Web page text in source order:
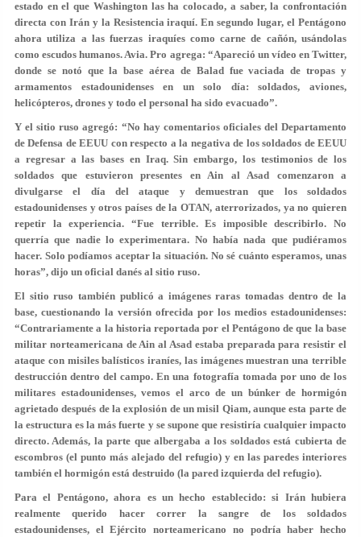
estado en el que Washington las ha colocado, a saber, la confrontación
directa con Irán y la Resistencia iraquí. En segundo lugar, el Pentágono
ahora utiliza a las fuerzas iraquíes como carne de cañón, usándolas
como escudos humanos. Avia. Pro agrega: “Apareció un vídeo en Twitter,
donde se notó que la base aérea de Balad fue vaciada de tropas y
armamentos estadounidenses en un solo día: soldados, aviones,
helicópteros, drones y todo el personal ha sido evacuado”.
Y el sitio ruso agregó: “No hay comentarios oficiales del Departamento
de Defensa de EEUU con respecto a la negativa de los soldados de EEUU
a regresar a las bases en Iraq. Sin embargo, los testimonios de los
soldados que estuvieron presentes en Ain al Asad comenzaron a
divulgarse el día del ataque y demuestran que los soldados
estadounidenses y otros países de la OTAN, aterrorizados, ya no quieren
repetir la experiencia. “Fue terrible. Es imposible describirlo. No
querría que nadie lo experimentara. No había nada que pudiéramos
hacer. Solo podíamos aceptar la situación. No sé cuánto esperamos, unas
horas”, dijo un oficial danés al sitio ruso.
El sitio ruso también publicó a imágenes raras tomadas dentro de la
base, cuestionando la versión ofrecida por los medios estadounidenses:
“Contrariamente a la historia reportada por el Pentágono de que la base
militar norteamericana de Ain al Asad estaba preparada para resistir el
ataque con misiles balísticos iraníes, las imágenes muestran una terrible
destrucción dentro del campo. En una fotografía tomada por uno de los
militares estadounidenses, vemos el arco de un búnker de hormigón
agrietado después de la explosión de un misil Qiam, aunque esta parte de
la estructura es la más fuerte y se supone que resistiría cualquier impacto
directo. Además, la parte que albergaba a los soldados está cubierta de
escombros (el punto más alejado del refugio) y en las paredes interiores
también el hormigón está destruido (la pared izquierda del refugio).
Para el Pentágono, ahora es un hecho establecido: si Irán hubiera
realmente querido hacer correr la sangre de los soldados
estadounidenses, el Ejército norteamericano no podría haber hecho